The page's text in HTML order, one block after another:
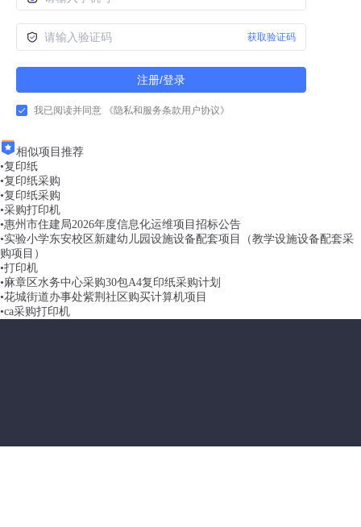
获取验证码
注册/登录
我已阅读并同意 《隐私和服务条款用户协议》
相似项目推荐
•复印纸
•复印纸采购
•复印纸采购
•采购打印机
•惠州市住建局2026年度信息化运维项目招标公告
•实验小学东安校区新建幼儿园设施设备配套项目（教学设施设备配套采
购项目）
•打印机
• 麻章区水务中心采购30包A4复印纸采购计划
•花城街道办事处紫荆社区购买计算机项目
•ca采购打印机